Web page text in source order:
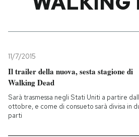
Mondo
Internet
Scienza
Cultura
Economia
Sport
11/7/2015
Il trailer della nuova, sesta stagione di
Walking Dead
Sarà trasmessa negli Stati Uniti a partire
ottobre, e come di consueto sarà divisa in
parti